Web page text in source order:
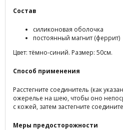
Состав
cиликоновая оболочка
постоянный магнит (феррит)
Цвет: тёмно-синий. Размер: 50см.
Способ применения
Расстегните соединитель (как
ожерелье на шею, чтобы оно
с кожей, затем застегните
Меры предосторожности